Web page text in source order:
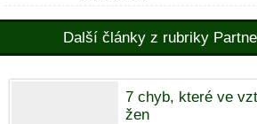
Další články z rubriky
7 chyb, které ve
žen